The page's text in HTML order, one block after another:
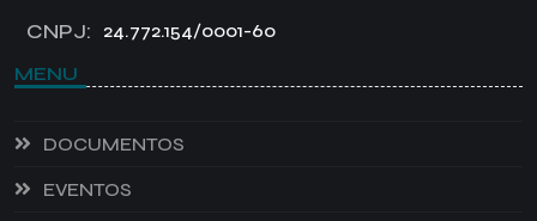
CNPJ: 24.772.154/0001-60
MENU
DOCUMENTOS
EVENTOS